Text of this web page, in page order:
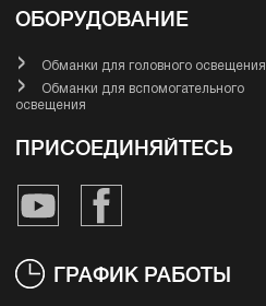
ОБОРУДОВАНИЕ
Обманки для головного освещения
освещения
ПРИСОЕДИНЯЙТЕСЬ
ГРАФИК РАБОТЫ